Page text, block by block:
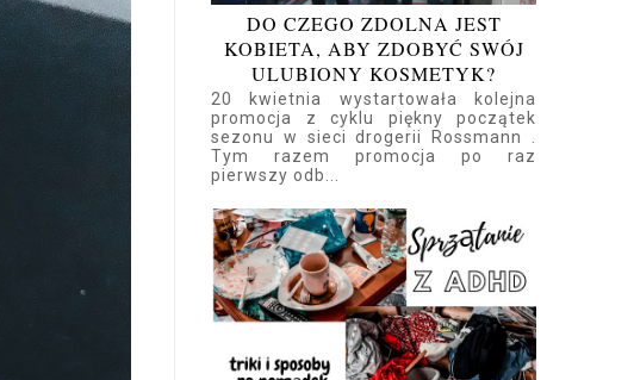
DO CZEGO ZDOLNA JEST
KOBIETA, ABY ZDOBYĆ SWÓJ
ULUBIONY KOSMETYK?
20 kwietnia wystartowała kolejna
promocja z cyklu piękny początek
sezonu w sieci drogerii Rossmann .
Tym razem promocja po raz
pierwszy odb...